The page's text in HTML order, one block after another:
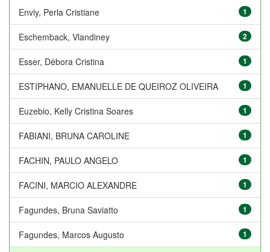
Enviy, Perla Cristiane 1
Eschemback, Vlandiney 2
Esser, Débora Cristina 1
ESTIPHANO, EMANUELLE DE QUEIROZ OLIVEIRA 1
Euzebio, Kelly Cristina Soares 1
FABIANI, BRUNA CAROLINE 1
FACHIN, PAULO ANGELO 1
FACINI, MARCIO ALEXANDRE 1
Fagundes, Bruna Saviatto 1
Fagundes, Marcos Augusto 1